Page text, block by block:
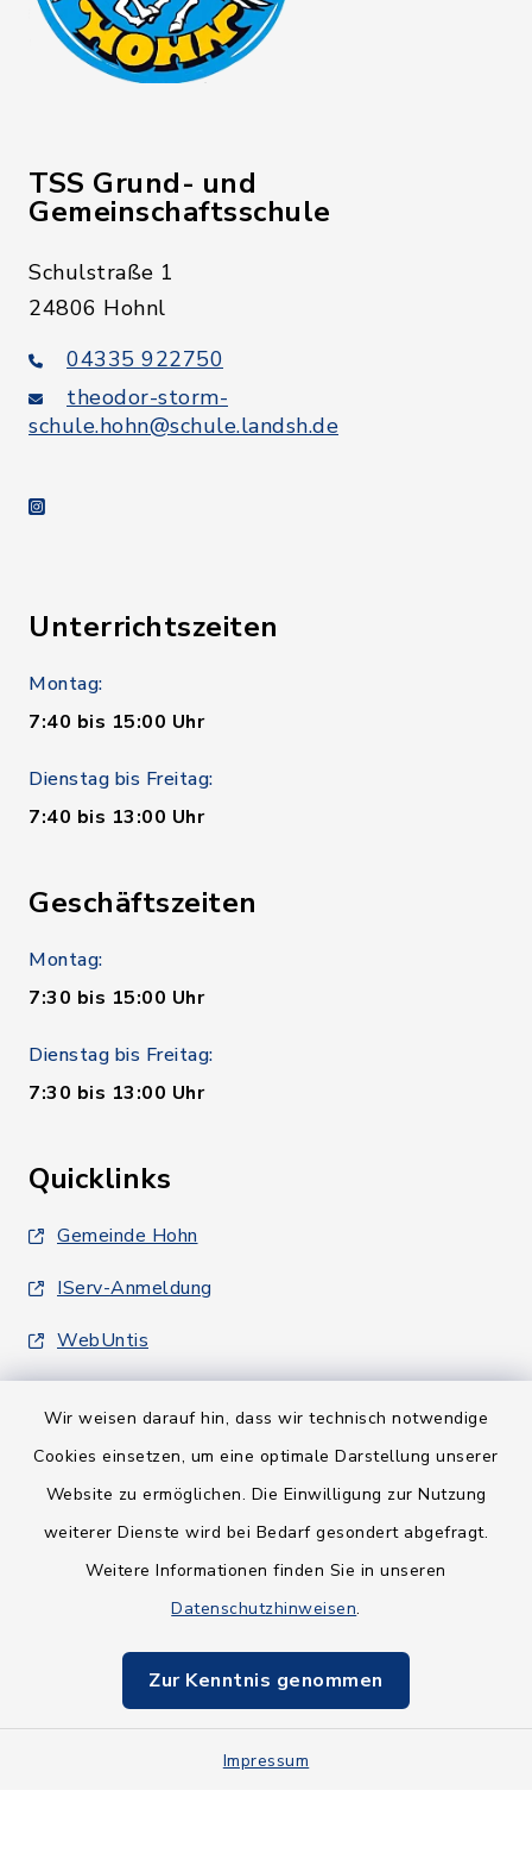
Wir weisen darauf hin, dass wir technisch notwendige
Cookies einsetzen, um eine optimale Darstellung unserer
Website zu ermöglichen. Die Einwilligung zur Nutzung
weiterer Dienste wird bei Bedarf gesondert abgefragt.
Weitere Informationen finden Sie in unseren
Datenschutzhinweisen.
Zur Kenntnis genommen
Impressum
TSS Grund- und
Gemeinschaftsschule
Schulstraße 1
24806 Hohnl
04335 922750
theodor-storm-
schule.hohn@schule.landsh.de
instagram
Unterrichtszeiten
Montag:
7:40 bis 15:00 Uhr
Dienstag bis Freitag:
7:40 bis 13:00 Uhr
Geschäftszeiten
Montag:
7:30 bis 15:00 Uhr
Dienstag bis Freitag:
7:30 bis 13:00 Uhr
Quicklinks
Gemeinde Hohn
IServ-Anmeldung
WebUntis
Barrierefreiheit
Impressum
Sitemap